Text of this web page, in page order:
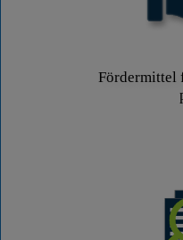
Fördermittel